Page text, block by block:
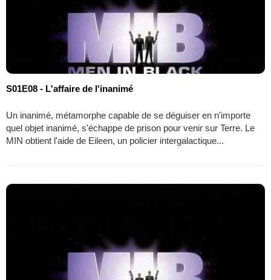
S01E08 - L'affaire de l'inanimé
Un inanimé, métamorphe capable de se déguiser en n'importe
quel objet inanimé, s'échappe de prison pour venir sur Terre. Le
MIN obtient l'aide de Eileen, un policier intergalactique...